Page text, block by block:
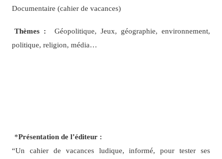
Documentaire (cahier de vacances)
Thèmes : Géopolitique, Jeux, géographie, environnement,
politique, religion, média…
*Présentation de l’éditeur :
“Un cahier de vacances ludique, informé, pour tester ses